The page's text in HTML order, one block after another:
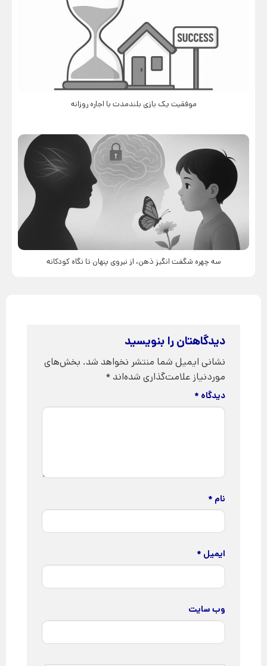
موفقیت یک بازی بلندمدت با اجاره روزانه
سه چهره شگفت انگیز ذهن، از نیروی پنهان تا نگاه کودکانه
دیدگاهتان را بنویسید
نشانی ایمیل شما منتشر نخواهد شد. بخش‌های
موردنیاز علامت‌گذاری شده‌اند*
دیدگاه *
نام *
ایمیل *
وب‌ سایت